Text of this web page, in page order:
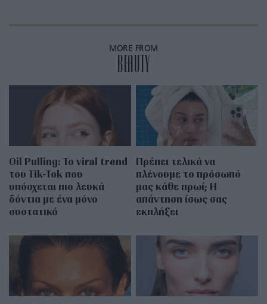
MORE FROM
BEAUTY
Oil Pulling: To viral trend
του Tik-Tok που
υπόσχεται πιο λευκά
δόντια με ένα μόνο
συστατικό
Πρέπει τελικά να
πλένουμε το πρόσωπό
μας κάθε πρωί; Η
απάντηση ίσως σας
εκπλήξει